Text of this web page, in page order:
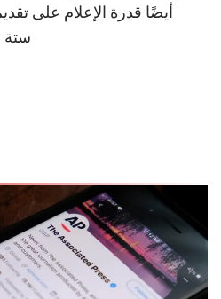
أيضًا قدرة الإعلام على
ستة